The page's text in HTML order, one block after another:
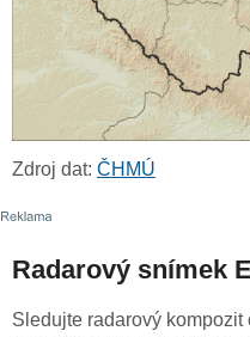
Zdroj dat: ČHMÚ
Radarový snímek
Sledujte radarový